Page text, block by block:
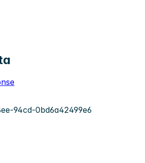
94cd-0bd6a42499e6